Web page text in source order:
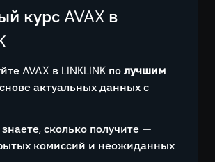
курс AVAX в
AVAX в LINKLINK получшим
актуальных данных с
сколько получите —
комиссий и неожиданных